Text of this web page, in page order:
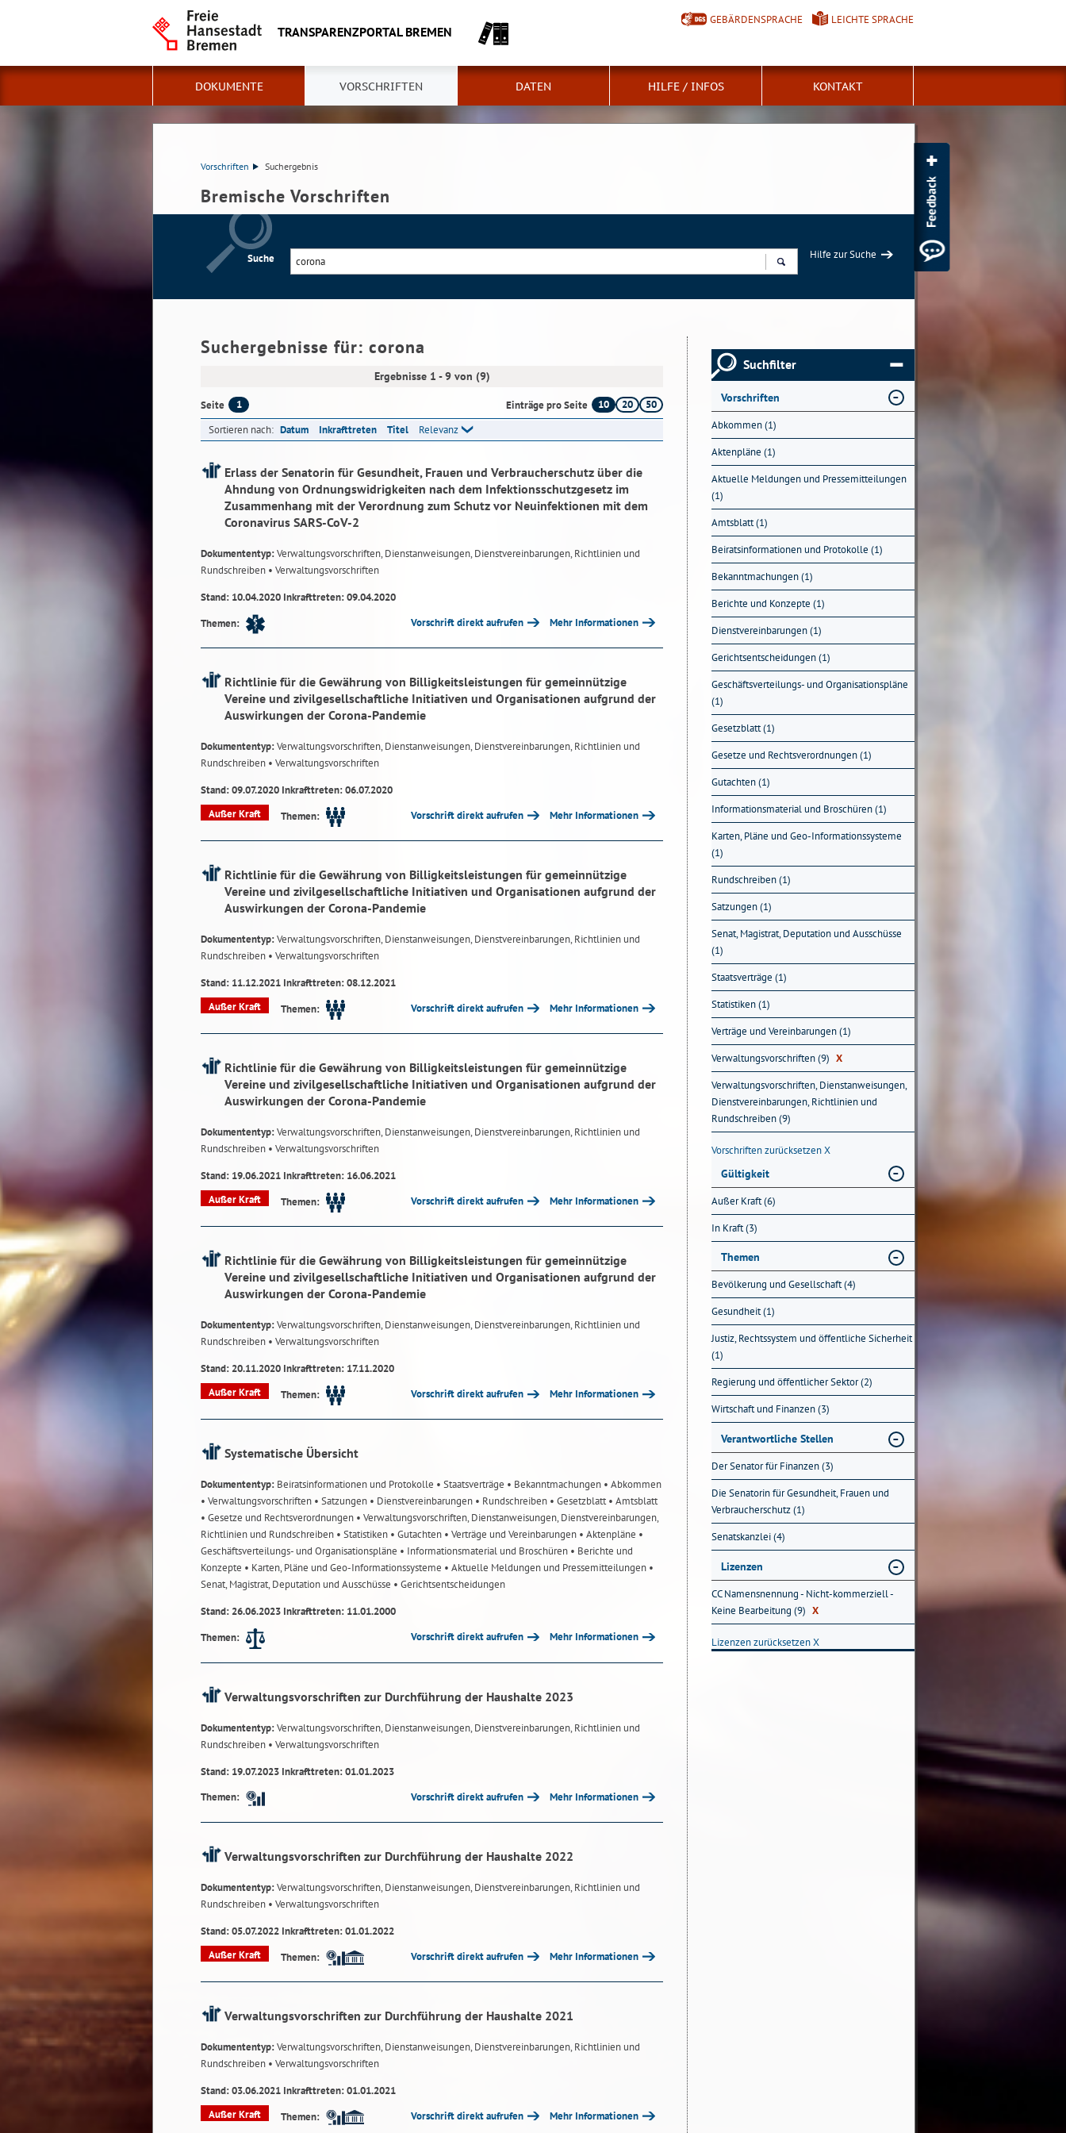
TRANSPARENZPORTAL BREMEN
GEBÄRDENSPRACHE LEICHTE SPRACHE
DOKUMENTE VORSCHRIFTEN DATEN HILFE / INFOS KONTAKT
Vorschriften Suchergebnis
Bremische Vorschriften
Suche
Hilfe zur Suche
Suchergebnisse für: corona
Ergebnisse 1 - 9 von (9)
Seite 1 Einträge pro Seite 10 20
50
Sortieren nach: Datum Inkrafttreten Titel Relevanz
Erlass der Senatorin für Gesundheit, Frauen und Verbraucherschutz über die
Ahndung von Ordnungswidrigkeiten nach dem Infektionsschutzgesetz im
Zusammenhang mit der Verordnung zum Schutz vor Neuinfektionen mit dem
Coronavirus SARS-CoV-2
Dokumententyp:Verwaltungsvorschriften, Dienstanweisungen, Dienstvereinbarungen, Richtlinien und
Rundschreiben • Verwaltungsvorschriften
Stand: 10.04.2020 Inkrafttreten: 09.04.2020
Themen:
Vorschrift direkt aufrufen Mehr Informationen
Richtlinie für die Gewährung von Billigkeitsleistungen für gemeinnützige
Vereine und zivilgesellschaftliche Initiativen und Organisationen aufgrund der
Auswirkungen der Corona-Pandemie
Dokumententyp:Verwaltungsvorschriften, Dienstanweisungen, Dienstvereinbarungen, Richtlinien und
Rundschreiben • Verwaltungsvorschriften
Stand: 09.07.2020 Inkrafttreten: 06.07.2020
Außer Kraft
Themen: Vorschrift direkt aufrufen Mehr Informationen
Richtlinie für die Gewährung von Billigkeitsleistungen für gemeinnützige
Vereine und zivilgesellschaftliche Initiativen und Organisationen aufgrund der
Auswirkungen der Corona-Pandemie
Dokumententyp:Verwaltungsvorschriften, Dienstanweisungen, Dienstvereinbarungen, Richtlinien und
Rundschreiben • Verwaltungsvorschriften
Stand: 11.12.2021 Inkrafttreten: 08.12.2021
Außer Kraft
Themen: Vorschrift direkt aufrufen Mehr Informationen
Richtlinie für die Gewährung von Billigkeitsleistungen für gemeinnützige
Vereine und zivilgesellschaftliche Initiativen und Organisationen aufgrund der
Auswirkungen der Corona-Pandemie
Dokumententyp:Verwaltungsvorschriften, Dienstanweisungen, Dienstvereinbarungen, Richtlinien und
Rundschreiben • Verwaltungsvorschriften
Stand: 19.06.2021 Inkrafttreten: 16.06.2021
Außer Kraft
Themen: Vorschrift direkt aufrufen Mehr Informationen
Richtlinie für die Gewährung von Billigkeitsleistungen für gemeinnützige
Vereine und zivilgesellschaftliche Initiativen und Organisationen aufgrund der
Auswirkungen der Corona-Pandemie
Dokumententyp:Verwaltungsvorschriften, Dienstanweisungen, Dienstvereinbarungen, Richtlinien und
Rundschreiben • Verwaltungsvorschriften
Stand: 20.11.2020 Inkrafttreten: 17.11.2020
Außer Kraft
Themen: Vorschrift direkt aufrufen Mehr Informationen
Systematische Übersicht
Dokumententyp: Beiratsinformationen und Protokolle • Staatsverträge • Bekanntmachungen • Abkommen
• Verwaltungsvorschriften • Satzungen • Dienstvereinbarungen • Rundschreiben • Gesetzblatt• Amtsblatt
• Gesetze und Rechtsverordnungen • Verwaltungsvorschriften, Dienstanweisungen, Dienstvereinbarungen,
Richtlinien und Rundschreiben • Statistiken • Gutachten • Verträge und Vereinbarungen • Aktenpläne •
Geschäftsverteilungs- und Organisationspläne • Informationsmaterial und Broschüren • Berichte und
Konzepte • Karten, Pläne und Geo-Informationssysteme • Aktuelle Meldungen und Pressemitteilungen •
Senat, Magistrat, Deputation und Ausschüsse • Gerichtsentscheidungen
Stand: 26.06.2023 Inkrafttreten: 11.01.2000
Themen:
Vorschrift direkt aufrufen Mehr Informationen
Verwaltungsvorschriften zur Durchführung der Haushalte 2023
Dokumententyp:Verwaltungsvorschriften, Dienstanweisungen, Dienstvereinbarungen, Richtlinien und
Rundschreiben • Verwaltungsvorschriften
Stand: 19.07.2023 Inkrafttreten: 01.01.2023
Themen:
Vorschrift direkt aufrufen Mehr Informationen
Verwaltungsvorschriften zur Durchführung der Haushalte 2022
Dokumententyp:Verwaltungsvorschriften, Dienstanweisungen, Dienstvereinbarungen, Richtlinien und
Rundschreiben • Verwaltungsvorschriften
Stand: 05.07.2022 Inkrafttreten: 01.01.2022
Außer Kraft
Themen: Vorschrift direkt aufrufen Mehr Informationen
Verwaltungsvorschriften zur Durchführung der Haushalte 2021
Dokumententyp:Verwaltungsvorschriften, Dienstanweisungen, Dienstvereinbarungen, Richtlinien und
Rundschreiben • Verwaltungsvorschriften
Stand: 03.06.2021 Inkrafttreten: 01.01.2021
Außer Kraft
Themen: Vorschrift direkt aufrufen Mehr Informationen
Suchfilter
Vorschriften
Abkommen (1)
Aktenpläne (1)
Aktuelle Meldungen und Pressemitteilungen
(1)
Amtsblatt (1)
Beiratsinformationen und Protokolle (1)
Bekanntmachungen (1)
Berichte und Konzepte (1)
Dienstvereinbarungen (1)
Gerichtsentscheidungen (1)
Geschäftsverteilungs- und Organisationspläne
(1)
Gesetzblatt (1)
Gesetze und Rechtsverordnungen (1)
Gutachten (1)
Informationsmaterial und Broschüren (1)
Karten, Pläne und Geo-Informationssysteme
(1)
Rundschreiben (1)
Satzungen (1)
Senat, Magistrat, Deputation und Ausschüsse
(1)
Staatsverträge (1)
Statistiken (1)
Verträge und Vereinbarungen (1)
Verwaltungsvorschriften (9) X
Verwaltungsvorschriften, Dienstanweisungen,
Dienstvereinbarungen, Richtlinien und
Rundschreiben (9)
Vorschriften zurücksetzenX
Gültigkeit
Außer Kraft (6)
In Kraft (3)
Themen
Bevölkerung und Gesellschaft (4)
Gesundheit (1)
Justiz, Rechtssystem und öffentliche Sicherheit
(1)
Regierung und öffentlicher Sektor (2)
Wirtschaft und Finanzen (3)
Verantwortliche Stellen
Der Senator für Finanzen (3)
Die Senatorin für Gesundheit, Frauen und
Verbraucherschutz (1)
Senatskanzlei (4)
Lizenzen
CC Namensnennung - Nicht-kommerziell -
Keine Bearbeitung (9) X
Lizenzen zurücksetzenX